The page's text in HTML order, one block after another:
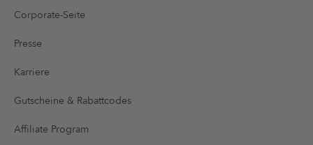
Corporate-Seite
Presse
Karriere
Gutscheine & Rabattcodes
Affiliate Program